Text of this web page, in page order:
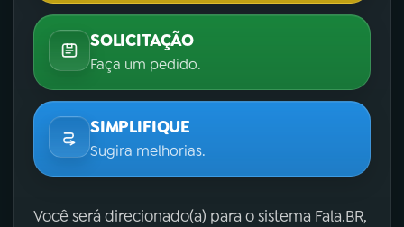
SOLICITAÇÃO
Faça um pedido.
SIMPLIFIQUE
Sugira melhorias.
Você será direcionado(a) para o sistema Fala.BR,